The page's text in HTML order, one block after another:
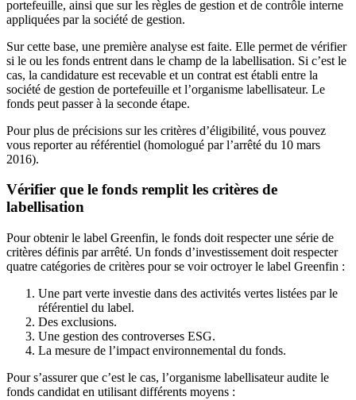
portefeuille, ainsi que sur les règles de gestion et de contrôle interne
appliquées par la société de gestion.
Sur cette base, une première analyse est faite. Elle permet de vérifier
si le ou les fonds entrent dans le champ de la labellisation. Si c’est le
cas, la candidature est recevable et un contrat est établi entre la
société de gestion de portefeuille et l’organisme labellisateur. Le
fonds peut passer à la seconde étape.
Pour plus de précisions sur les critères d’éligibilité, vous pouvez
vous reporter au référentiel (homologué par l’arrêté du 10 mars
2016).
Vérifier que le fonds remplit les critères de
labellisation
Pour obtenir le label Greenfin, le fonds doit respecter une série de
critères définis par arrêté. Un fonds d’investissement doit respecter
quatre catégories de critères pour se voir octroyer le label Greenfin :
Une part verte investie dans des activités vertes listées par le
référentiel du label.
Des exclusions.
Une gestion des controverses ESG.
La mesure de l’impact environnemental du fonds.
Pour s’assurer que c’est le cas, l’organisme labellisateur audite le
fonds candidat en utilisant différents moyens :